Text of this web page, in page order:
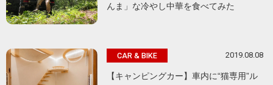
んま」な冷やし中華を食べてみた
CAR & BIKE 2019.08.08
【キャンピングカー】車内に“猫専用”ル